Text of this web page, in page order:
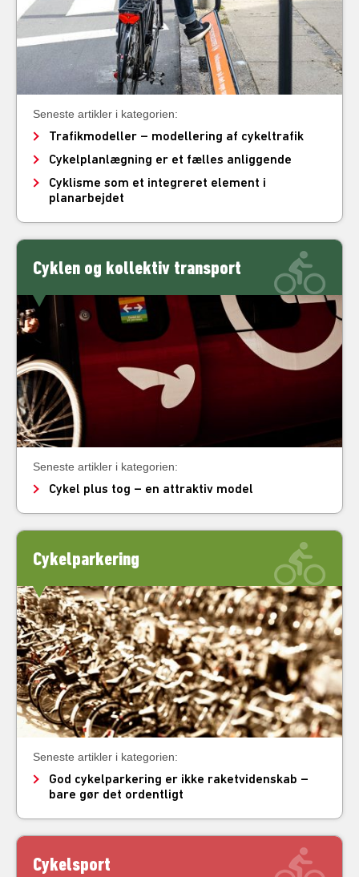
Seneste artikler i kategorien:
Trafikmodeller – modellering af cykeltrafik
Cykelplanlægning er et fælles anliggende
Cyklisme som et integreret element i
planarbejdet
Cyklen og kollektiv transport
Seneste artikler i kategorien:
Cykel plus tog – en attraktiv model
Cykelparkering
Seneste artikler i kategorien:
God cykelparkering er ikke raketvidenskab –
bare gør det ordentligt
Cykelsport